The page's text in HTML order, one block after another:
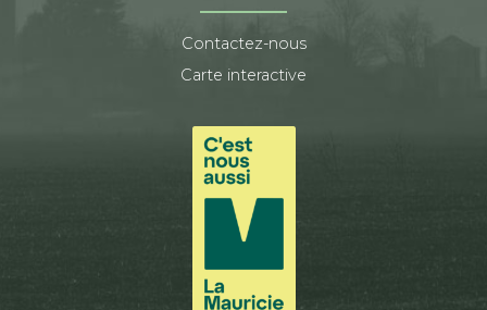
Contactez-nous
Carte interactive